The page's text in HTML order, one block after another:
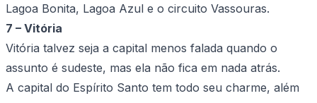
Lagoa Bonita, Lagoa Azul e o circuito Vassouras.
7 – Vitória
Vitória talvez seja a capital menos falada quando o
assunto é sudeste, mas ela não fica em nada atrás.
A capital do Espírito Santo tem todo seu charme, além